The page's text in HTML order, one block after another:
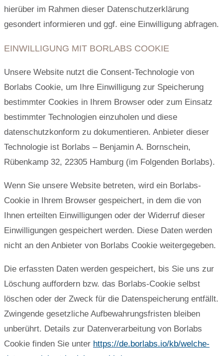
hierüber im Rahmen dieser Datenschutzerklärung
gesondert informieren und ggf. eine Einwilligung abfragen.
EINWILLIGUNG MIT BORLABS COOKIE
Unsere Website nutzt die Consent-Technologie von
Borlabs Cookie, um Ihre Einwilligung zur Speicherung
bestimmter Cookies in Ihrem Browser oder zum Einsatz
bestimmter Technologien einzuholen und diese
datenschutzkonform zu dokumentieren. Anbieter dieser
Technologie ist Borlabs – Benjamin A. Bornschein,
Rübenkamp 32, 22305 Hamburg (im Folgenden Borlabs).
Wenn Sie unsere Website betreten, wird ein Borlabs-
Cookie in Ihrem Browser gespeichert, in dem die von
Ihnen erteilten Einwilligungen oder der Widerruf dieser
Einwilligungen gespeichert werden. Diese Daten werden
nicht an den Anbieter von Borlabs Cookie weitergegeben.
Die erfassten Daten werden gespeichert, bis Sie uns zur
Löschung auffordern bzw. das Borlabs-Cookie selbst
löschen oder der Zweck für die Datenspeicherung entfällt.
Zwingende gesetzliche Aufbewahrungsfristen bleiben
unberührt. Details zur Datenverarbeitung von Borlabs
Cookie finden Sie unter https://de.borlabs.io/kb/welche-